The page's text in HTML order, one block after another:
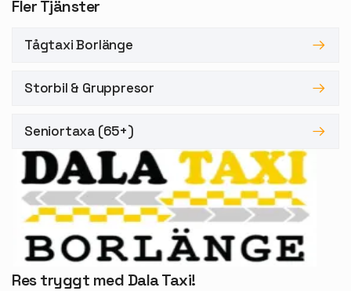
Fler Tjänster
Tågtaxi Borlänge
Storbil & Gruppresor
Seniortaxa (65+)
Res tryggt med Dala Taxi!